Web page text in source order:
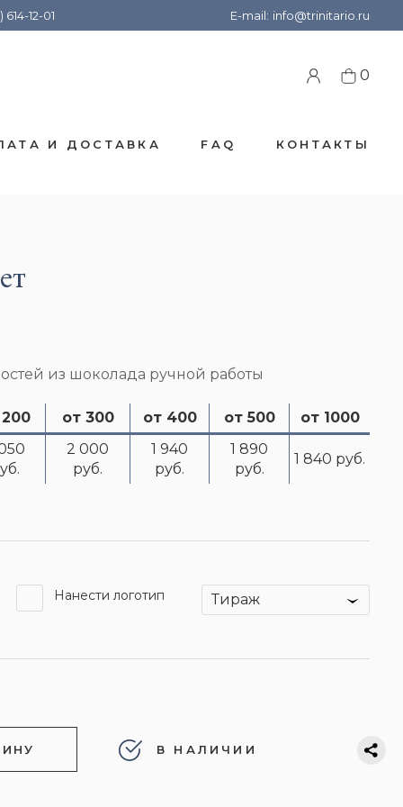
614-12-01 E-mail: info@trinitario.ru
0
И ДОСТАВКА FAQ КОНТАКТЫ
из шоколада ручной работы
от 300 от 400 от 500
от 1000
2 000
руб.
1 940
руб.
1 890
руб.
1 840 руб.
Нанести логотип Тираж
В НАЛИЧИИ